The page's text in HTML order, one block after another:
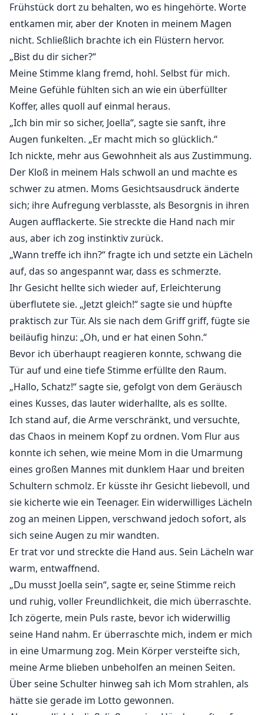
Footballteams. Er ist sehr gutaussehend und
charmant, aber es gibt eine dunkle/kontrollierende
Seite an ihm und eine verborgene Familiengeschichte,
von der Joella noch nichts weiß. Joella versucht, ihm
aus dem Weg zu gehen, aber sie scheint nicht aus
seinem Griff zu entkommen. Die Dinge werden nur
noch intensiver, als Joella und ihre Mutter zu Haden
und seinem Vater ziehen.
Frühstück dort zu behalten, wo es hingehörte. Worte
entkamen mir, aber der Knoten in meinem Magen
nicht. Schließlich brachte ich ein Flüstern hervor.
„Bist du dir sicher?“
Meine Stimme klang fremd, hohl. Selbst für mich.
Meine Gefühle fühlten sich an wie ein überfüllter
Koffer, alles quoll auf einmal heraus.
„Ich bin mir so sicher, Joella“, sagte sie sanft, ihre
Augen funkelten. „Er macht mich so glücklich.“
Ich nickte, mehr aus Gewohnheit als aus Zustimmung.
Der Kloß in meinem Hals schwoll an und machte es
schwer zu atmen. Moms Gesichtsausdruck änderte
sich; ihre Aufregung verblasste, als Besorgnis in ihren
Augen aufflackerte. Sie streckte die Hand nach mir
aus, aber ich zog instinktiv zurück.
„Wann treffe ich ihn?“ fragte ich und setzte ein Lächeln
auf, das so angespannt war, dass es schmerzte.
Ihr Gesicht hellte sich wieder auf, Erleichterung
überflutete sie. „Jetzt gleich!“ sagte sie und hüpfte
praktisch zur Tür. Als sie nach dem Griff griff, fügte sie
beiläufig hinzu: „Oh, und er hat einen Sohn.“
Bevor ich überhaupt reagieren konnte, schwang die
Tür auf und eine tiefe Stimme erfüllte den Raum.
„Hallo, Schatz!“ sagte sie, gefolgt von dem Geräusch
eines Kusses, das lauter widerhallte, als es sollte.
Ich stand auf, die Arme verschränkt, und versuchte,
das Chaos in meinem Kopf zu ordnen. Vom Flur aus
konnte ich sehen, wie meine Mom in die Umarmung
eines großen Mannes mit dunklem Haar und breiten
Schultern schmolz. Er küsste ihr Gesicht liebevoll, und
sie kicherte wie ein Teenager. Ein widerwilliges Lächeln
zog an meinen Lippen, verschwand jedoch sofort, als
sich seine Augen zu mir wandten.
Er trat vor und streckte die Hand aus. Sein Lächeln war
warm, entwaffnend.
„Du musst Joella sein“, sagte er, seine Stimme reich
und ruhig, voller Freundlichkeit, die mich überraschte.
Ich zögerte, mein Puls raste, bevor ich widerwillig
seine Hand nahm. Er überraschte mich, indem er mich
in eine Umarmung zog. Mein Körper versteifte sich,
meine Arme blieben unbeholfen an meinen Seiten.
Über seine Schulter hinweg sah ich Mom strahlen, als
hätte sie gerade im Lotto gewonnen.